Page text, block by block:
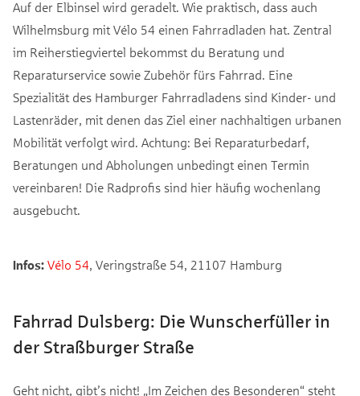
Auf der Elbinsel wird geradelt. Wie praktisch, dass auch
Wilhelmsburg mit Vélo 54 einen Fahrradladen hat. Zentral
im Reiherstiegviertel bekommst du Beratung und
Reparaturservice sowie Zubehör fürs Fahrrad. Eine
Spezialität des Hamburger Fahrradladens sind Kinder- und
Lastenräder, mit denen das Ziel einer nachhaltigen urbanen
Mobilität verfolgt wird. Achtung: Bei Reparaturbedarf,
Beratungen und Abholungen unbedingt einen Termin
vereinbaren! Die Radprofis sind hier häufig wochenlang
ausgebucht.
Infos: Vélo 54, Veringstraße 54, 21107 Hamburg
Fahrrad Dulsberg: Die Wunscherfüller in
der Straßburger Straße
Geht nicht, gibt’s nicht! „Im Zeichen des Besonderen“ steht